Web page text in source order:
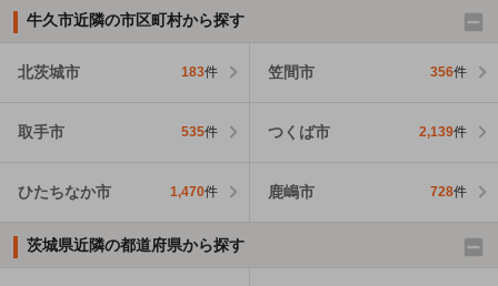
牛久市近隣の市区町村から探す
北茨城市 183件 笠間市 356件
取手市 535件 つくば市 2,139件
ひたちなか市 1,470件 鹿嶋市 728件
茨城県近隣の都道府県から探す